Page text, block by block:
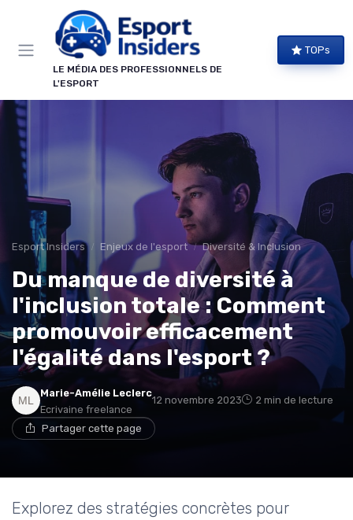
LE MÉDIA DES PROFESSIONNELS DE
L'ESPORT
TOPs
Esport Insiders Enjeux de l'esport Diversité & Inclusion
Du manque de diversité à
l'inclusion totale : Comment
promouvoir efficacement
l'égalité dans l'esport ?
Marie-Amélie Leclerc
Ecrivaine freelance
12 novembre 2023 2 min de lecture
Partager cette page
Explorez des stratégies concrètes pour
Panneau de gestion des cookies